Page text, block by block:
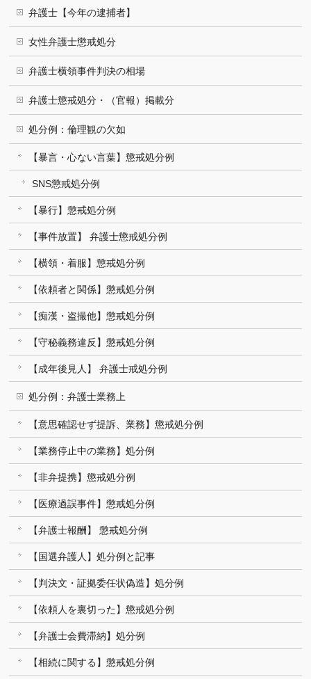
弁護士【今年の逮捕者】
女性弁護士懲戒処分
弁護士横領事件判決の相場
弁護士懲戒処分・（官報）掲載分
処分例：倫理観の欠如
【暴言・心ない言葉】懲戒処分例
SNS懲戒処分例
【暴行】懲戒処分例
【事件放置】 弁護士懲戒処分例
【横領・着服】懲戒処分例
【依頼者と関係】懲戒処分例
【痴漢・盗撮他】懲戒処分例
【守秘義務違反】懲戒処分例
【成年後見人】 弁護士戒処分例
処分例：弁護士業務上
【意思確認せず提訴、業務】懲戒処分例
【業務停止中の業務】処分例
【非弁提携】懲戒処分例
【医療過誤事件】懲戒処分例
【弁護士報酬】 懲戒処分例
【国選弁護人】処分例と記事
【判決文・証拠委任状偽造】処分例
【依頼人を裏切った】懲戒処分例
【弁護士会費滞納】処分例
【相続に関する】懲戒処分例